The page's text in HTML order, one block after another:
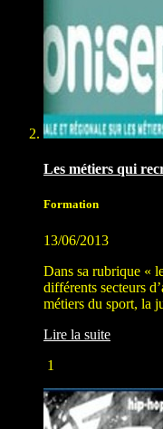
Les métiers qui
Formation
13/06/2013
Dans sa rubrique «
différents secteurs
métiers du sport, la
Lire la suite
1